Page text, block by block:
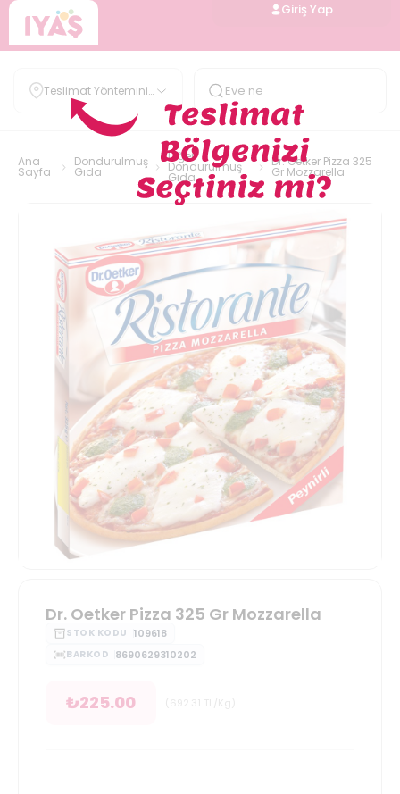
Giriş Yap
Teslimat Yöntemini
Belirle
Ana
Sayfa
Dondurulmuş
Gıda
Diğer
Dondurulmuş
Gıda
Dr. Oetker Pizza 325
Gr Mozzarella
Dr. Oetker Pizza 325 Gr Mozzarella
STOK KODU 109618
BARKOD 8690629310202
₺225.00